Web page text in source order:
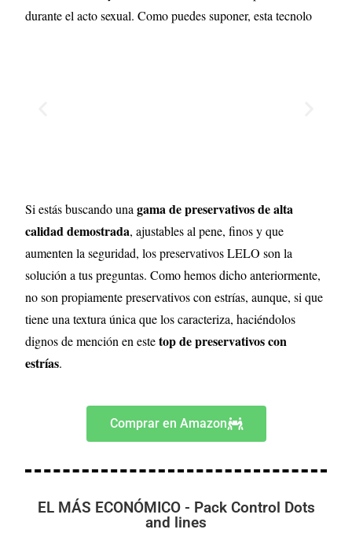
durante el acto sexual. Como puedes suponer, esta tecnolo
Si estás buscando unagama de preservativos de alta
calidad demostrada, ajustables al pene, finos y que
aumenten la seguridad, los preservativos LELO son la
solución a tus preguntas. Como hemos dicho anteriormente,
no son propiamente preservativos con estrías, aunque, si que
tiene una textura única que los caracteriza, haciéndolos
dignos de mención en estetop de preservativos con
estrías.
Comprar en Amazon
EL MÁS ECONÓMICO - Pack Control Dots
and lines